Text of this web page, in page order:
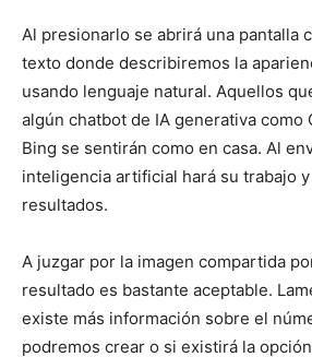
Al presionarlo se abrirá una pantalla
texto donde describiremos la
usando lenguaje natural. Aquellos
algún chatbot de IA generativa como
Bing se sentirán como en casa. Al
inteligencia artificial hará su trabajo
resultados.
A juzgar por la imagen compartida
resultado es bastante aceptable.
existe más información sobre el
podremos crear o si existirá la